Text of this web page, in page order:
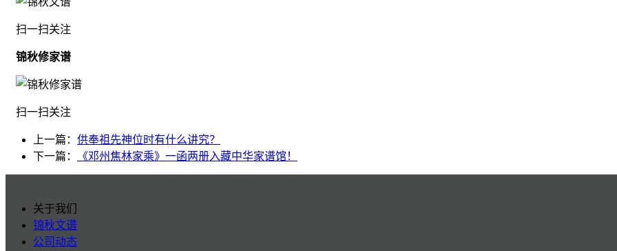
扫一扫关注
锦秋修家谱
扫一扫关注
上一篇： 供奉祖先神位时有什么讲究？
下一篇：
《邓州焦林家乘》一函两册入藏中华家谱馆！
关于我们
锦秋文谱
公司动态